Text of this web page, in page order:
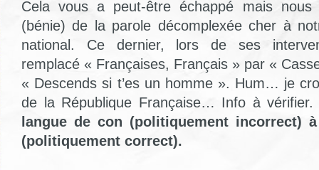
Cela vous a peut-être échappé mais nous
(bénie) de la parole décomplexée cher à
national. Ce dernier, lors de ses
remplacé « Françaises, Français » par «
« Descends si t’es un homme ». Hum… je
de la République Française… Info à
langue de con (politiquement incorrect)
(politiquement correct).